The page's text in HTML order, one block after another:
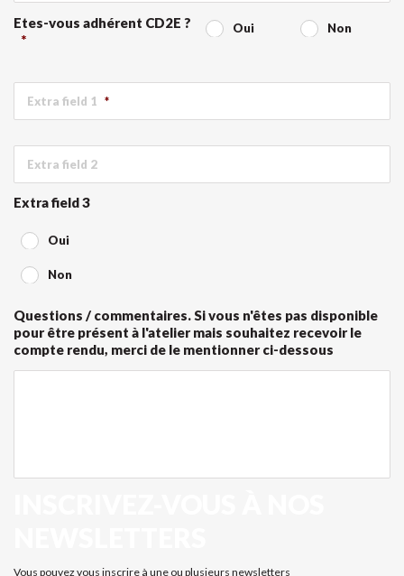
Etes-vous adhérent CD2E ?
*
Oui Non
Extra field 1 *
Extra field 2
Extra field 3
Oui
Non
Questions / commentaires. Si vous n'êtes pas disponible
pour être présent à l'atelier mais souhaitez recevoir le
compte rendu, merci de le mentionner ci-dessous
Je
Vous pouvez vous inscrire à une ou plusieurs newsletters